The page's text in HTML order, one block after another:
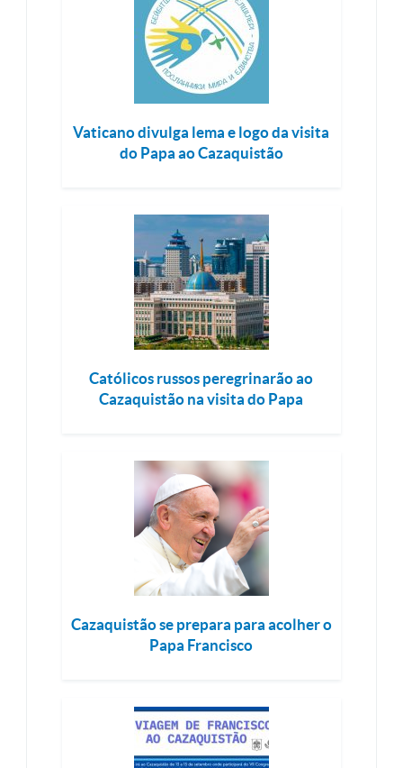
Vaticano divulga lema e logo da visita
do Papa ao Cazaquistão
Católicos russos peregrinarão ao
Cazaquistão na visita do Papa
Cazaquistão se prepara para acolher o
Papa Francisco